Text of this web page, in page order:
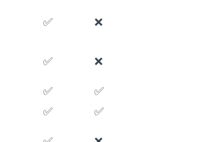
✅ ❌
✅ ❌
✅
✅
✅
✅